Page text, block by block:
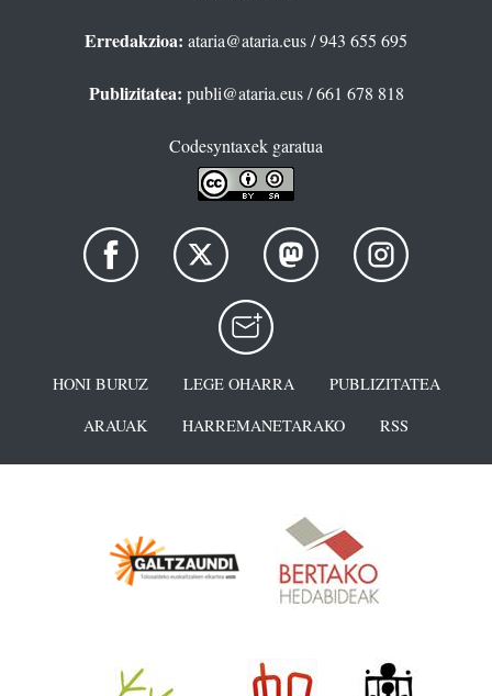
Erredakzioa: ataria@ataria.eus/ 943 655 695
Publizitatea: publi@ataria.eus/ 661 678 818
Codesyntaxek garatua
HONI BURUZ LEGE OHARRA
PUBLIZITATEA
ARAUAK
HARREMANETARAKO RSS